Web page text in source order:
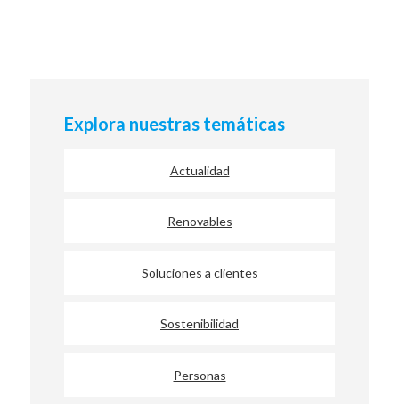
Explora nuestras temáticas
Actualidad
Renovables
Soluciones a clientes
Sostenibilidad
Personas